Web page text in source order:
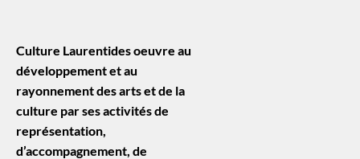
Culture Laurentides oeuvre au
développement et au
rayonnement des arts et de la
culture par ses activités de
représentation,
d’accompagnement, de